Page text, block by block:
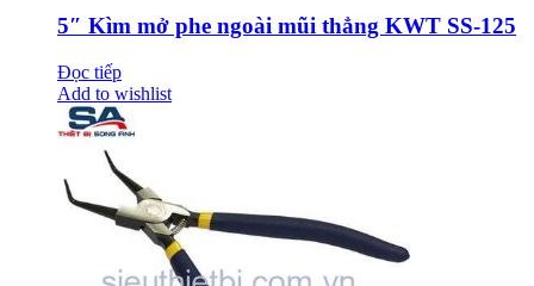
5″ Kìm mở phe ngoài mũi thẳng KWT SS-125
Đọc tiếp
Add to wishlist